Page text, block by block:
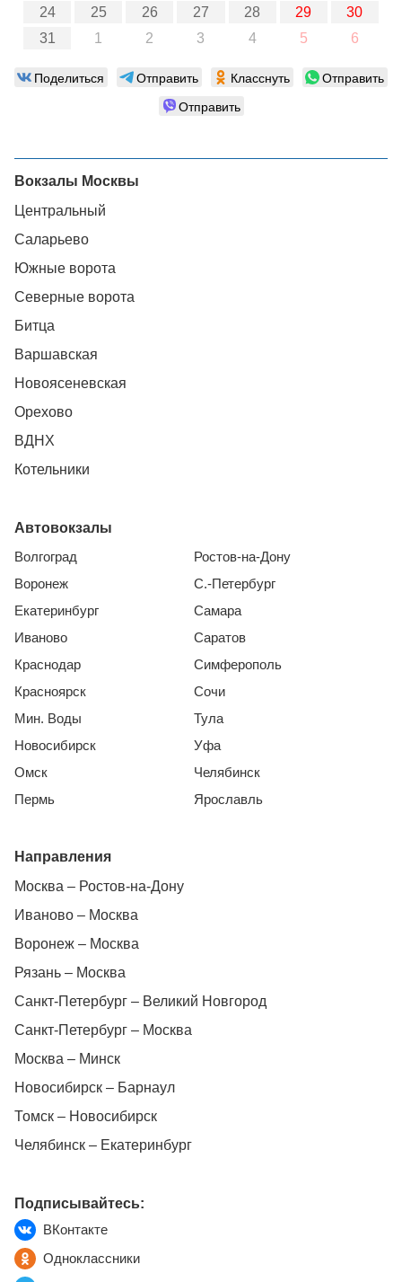
24
25 26 27 28 29
30
31
1 2 3 4 5 6
Поделиться Отправить Класснуть
Отправить
Отправить
Вокзалы Москвы
Центральный
Саларьево
Южные ворота
Северные ворота
Битца
Варшавская
Новоясеневская
Орехово
ВДНХ
Котельники
Автовокзалы
Волгоград
Воронеж
Екатеринбург
Иваново
Краснодар
Красноярск
Мин. Воды
Новосибирск
Омск
Пермь
Ростов-на-Дону
С.-Петербург
Самара
Саратов
Симферополь
Сочи
Тула
Уфа
Челябинск
Ярославль
Направления
Москва – Ростов-на-Дону
Иваново – Москва
Воронеж – Москва
Рязань – Москва
Санкт-Петербург – Великий Новгород
Санкт-Петербург – Москва
Москва – Минск
Новосибирск – Барнаул
Томск – Новосибирск
Челябинск – Екатеринбург
Подписывайтесь:
ВКонтакте
Одноклассники